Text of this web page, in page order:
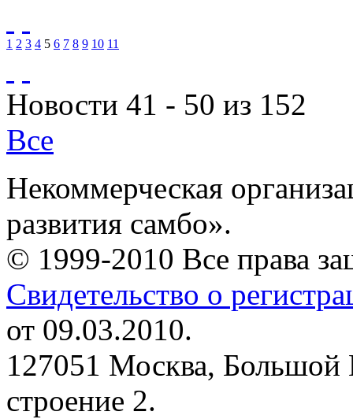
1 2 3 4 5 6 7 8 9 10 11
Новости 41 - 50 из 152
Все
Некоммерческая
развития самбо».
© 1999-2010 Все права
Свидетельство о
от 09.03.2010.
127051 Москва, Большой
строение 2.